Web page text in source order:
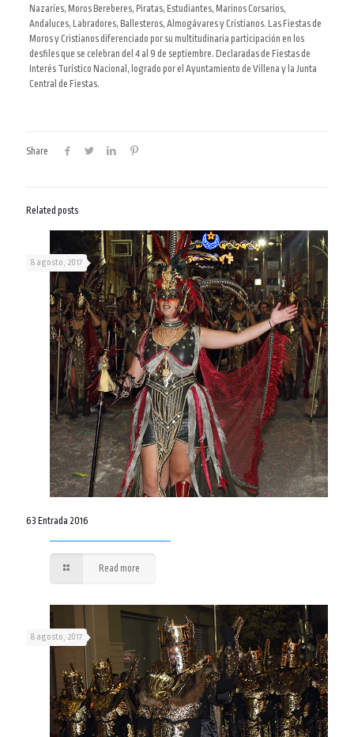
Nazaríes, Moros Bereberes, Piratas, Estudiantes, Marinos Corsarios,
Andaluces, Labradores, Ballesteros, Almogávares y Cristianos. Las Fiestas de
Moros y Cristianos diferenciado por su multitudinaria participación en los
desfiles que se celebran del 4 al 9 de septiembre. Declaradas de Fiestas de
Interés Turístico Nacional, logrado por el Ayuntamiento de Villena y la Junta
Central de Fiestas.
Share
Related posts
8 agosto, 2017
63 Entrada 2016
Read more
8 agosto, 2017